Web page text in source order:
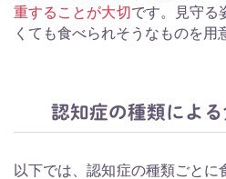
重することが大切です。見守る
くても食べられそうなものを用
認知症の種類によ
以下では、認知症の種類ごとに